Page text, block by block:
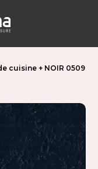
cuisine + NOIR 0509